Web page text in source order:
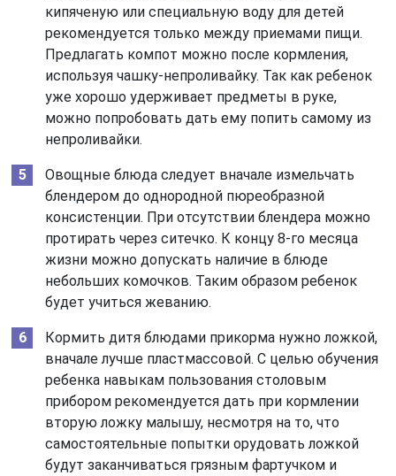
кипяченую или специальную воду для детей
рекомендуется только между приемами пищи.
Предлагать компот можно после кормления,
используя чашку-непроливайку. Так как ребенок
уже хорошо удерживает предметы в руке,
можно попробовать дать ему попить самому из
непроливайки.
Овощные блюда следует вначале измельчать
блендером до однородной пюреобразной
консистенции. При отсутствии блендера можно
протирать через ситечко. К концу 8-го месяца
жизни можно допускать наличие в блюде
небольших комочков. Таким образом ребенок
будет учиться жеванию.
Кормить дитя блюдами прикорма нужно ложкой,
вначале лучше пластмассовой. С целью обучения
ребенка навыкам пользования столовым
прибором рекомендуется дать при кормлении
вторую ложку малышу, несмотря на то, что
самостоятельные попытки орудовать ложкой
будут заканчиваться грязным фартучком и